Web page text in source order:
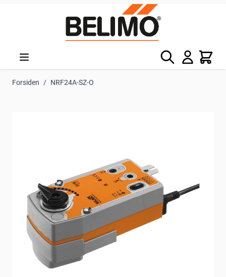
Søg Kurv
Forsiden / NRF24A-SZ-O